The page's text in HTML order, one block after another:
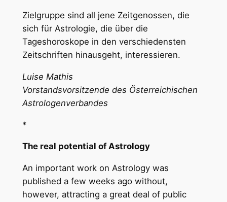
Zielgruppe sind all jene Zeitgenossen, die
sich für Astrologie, die über die
Tageshoroskope in den verschiedensten
Zeitschriften hinausgeht, interessieren.
Luise Mathis
Vorstandsvorsitzende des Österreichischen
Astrologenverbandes
*
The real potential of Astrology
An important work on Astrology was
published a few weeks ago without,
however, attracting a great deal of public